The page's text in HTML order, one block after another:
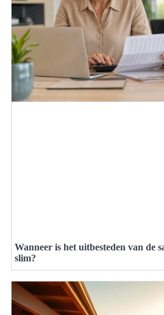
Wanneer is het uitbesteden van de
slim?